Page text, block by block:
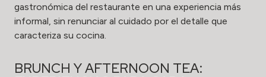
gastronómica del restaurante en una experiencia más
informal, sin renunciar al cuidado por el detalle que
caracteriza su cocina.
BRUNCH Y AFTERNOON TEA: